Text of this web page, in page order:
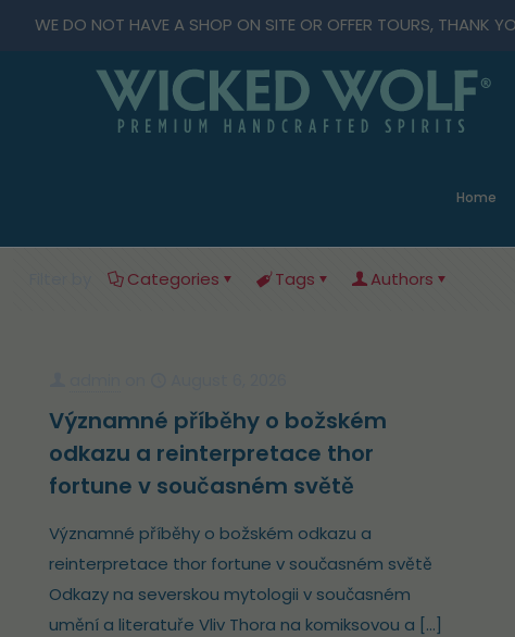
WE DO NOT HAVE A SHOP ON SITE OR OFFER TOURS, THANK
Home
Categories Tags Authors
Významné příběhy o božském
odkazu a reinterpretace thor
fortune v současném světě
Významné příběhy o božském odkazu a
reinterpretace thor fortune v současném světě
Odkazy na severskou mytologii v současném
umění a literatuře Vliv Thora na komiksovou a […]